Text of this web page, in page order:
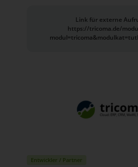
Link für externe
https://tricoma.de/
Entwickler / Partner